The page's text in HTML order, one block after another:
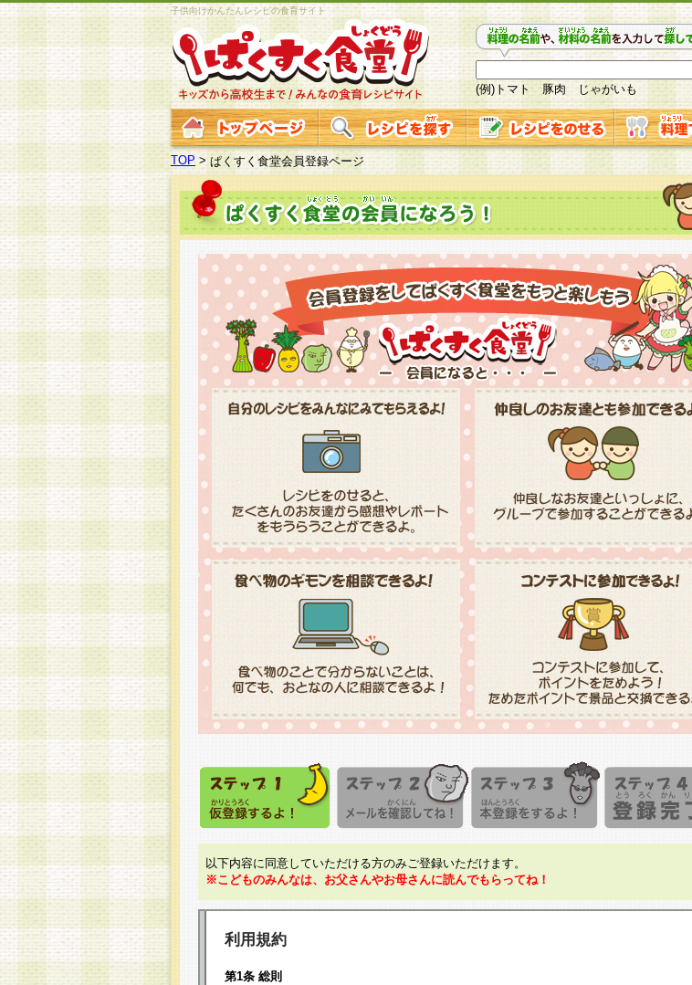
子供向けかんたんレシピの食育サイト
(例)トマト 豚肉 じゃがいも
TOP >ぱくすく食堂会員登録ページ
以下内容に同意していただける方のみご登録いただけます。
※こどものみんなは、お父さんやお母さんに読んでもらってね！
利用規約
第1条 総則